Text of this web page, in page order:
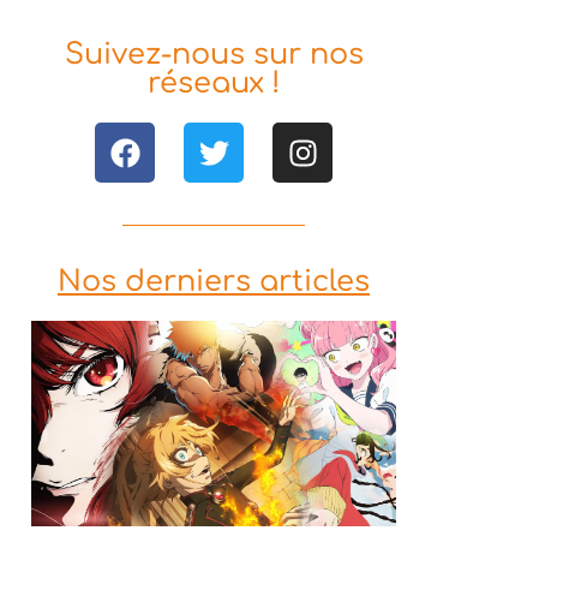
Suivez-nous sur nos
réseaux !
Nos derniers articles